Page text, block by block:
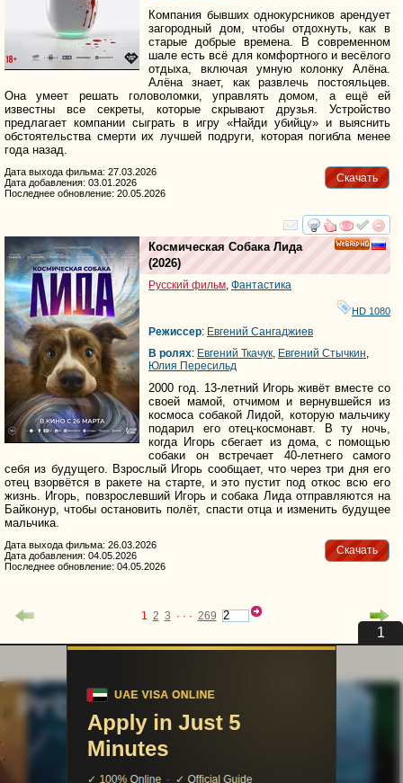
Компания бывших однокурсников арендует
загородный дом, чтобы отдохнуть, как в
старые добрые времена. В современном
шале есть всё для комфортного и весёлого
отдыха, включая умную колонку Алёна.
Алёна знает, как развлечь постояльцев.
Она умеет решать головоломки, управлять домом, а ещё ей
известны все секреты, которые скрывают друзья. Устройство
предлагает компании сыграть в игру «Найди убийцу» и выяснить
обстоятельства смерти их лучшей подруги, которая погибла менее
года назад.
Скачать
Дата выхода фильма: 27.03.2026
Дата добавления: 03.01.2026
Последнее обновление: 20.05.2026
смотреть
Космическая Собака Лида
(2026)
Русский фильм Фантастика
HD 1080
Режиссер: Евгений Сангаджиев
В ролях: Евгений Ткачук Евгений Стычкин
Юлия Пересильд
2000 год. 13-летний Игорь живёт вместе со
своей мамой, отчимом и вернувшейся из
космоса собакой Лидой, которую мальчику
подарил его отец-космонавт. В ту ночь,
когда Игорь сбегает из дома, с помощью
собаки он встречает 40-летнего самого
себя из будущего. Взрослый Игорь сообщает, что через три дня его
отец взорвётся в ракете на старте, и это пустит под откос всю его
жизнь. Игорь, повзрослевший Игорь и собака Лида отправляются на
Байконур, чтобы остановить полёт, спасти отца и изменить будущее
мальчика.
Скачать
Дата выхода фильма: 26.03.2026
Дата добавления: 04.05.2026
Последнее обновление: 04.05.2026
1 2 3 · · · 269
uvu@uvuvu.ru